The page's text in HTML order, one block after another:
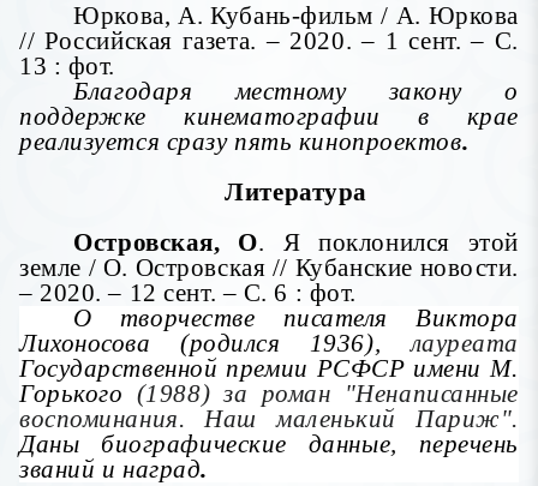
Юркова, А. Кубань-фильм / А. Юркова
// Российская газета. – 2020. – 1 сент. – С.
13 : фот.
Благодаря местному закону о
поддержке кинематографии в крае
реализуется сразу пять кинопроектов.
Литература
Островская, О. Я поклонился этой
земле / О. Островская // Кубанские новости.
– 2020. – 12 сент. – С. 6 : фот.
О творчестве писателя Виктора
Лихоносова (родился 1936), лауреата
Государственной премии РСФСР имени М.
Горького (1988) за роман "Ненаписанные
воспоминания. Наш маленький Париж".
Даны биографические данные, перечень
званий и наград.